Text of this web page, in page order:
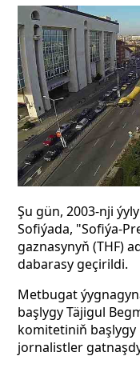
Şu gün, 2003-nji
Sofiýada, "Sofiýa-
gaznasynyň (THF)
dabarasy geçirildi.
Metbugat
başlygy Täjigul
komitetiniň başlygy
jornalistler